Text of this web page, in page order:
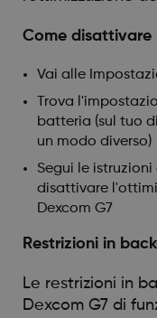
Come
Vai alle
Trova
batteria (sul tuo
un modo diverso)
Segui le
disattivare
Dexcom G7
Restrizioni in
Le restrizioni in
Dexcom G7 di